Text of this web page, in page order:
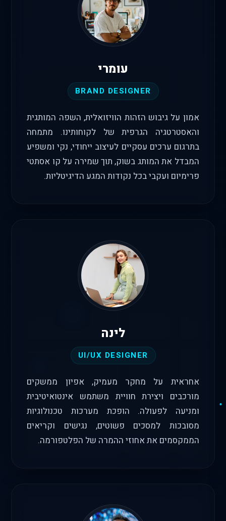
עומרי
BRAND DESIGNER
אמון על גיבוש הזהות הוויזואלית, השפה המותגית
והאסטרטגיה הגרפית של לקוחותינו. מתמחה
בתרגום ערכים עסקיים לעיצוב ייחודי, נקי ומשפיע
המבדל את המותג בשוק, תוך שמירה על קו אסתטי
פרימיום ועקבי בכל נקודות המגע הדיגיטליות.
לינה
UI/UX DESIGNER
אחראית על מחקר מעמיק, אפיון ממשקים
מורכבים ויצירת חוויית משתמש אינטואיטיבית
ומניעה לפעולה. הופכת מערכות טכנולוגיות
מסובכות למסכים פשוטים, נגישים וקריאים
הממקסמים את אחוזי ההמרה של הפלטפורמה.